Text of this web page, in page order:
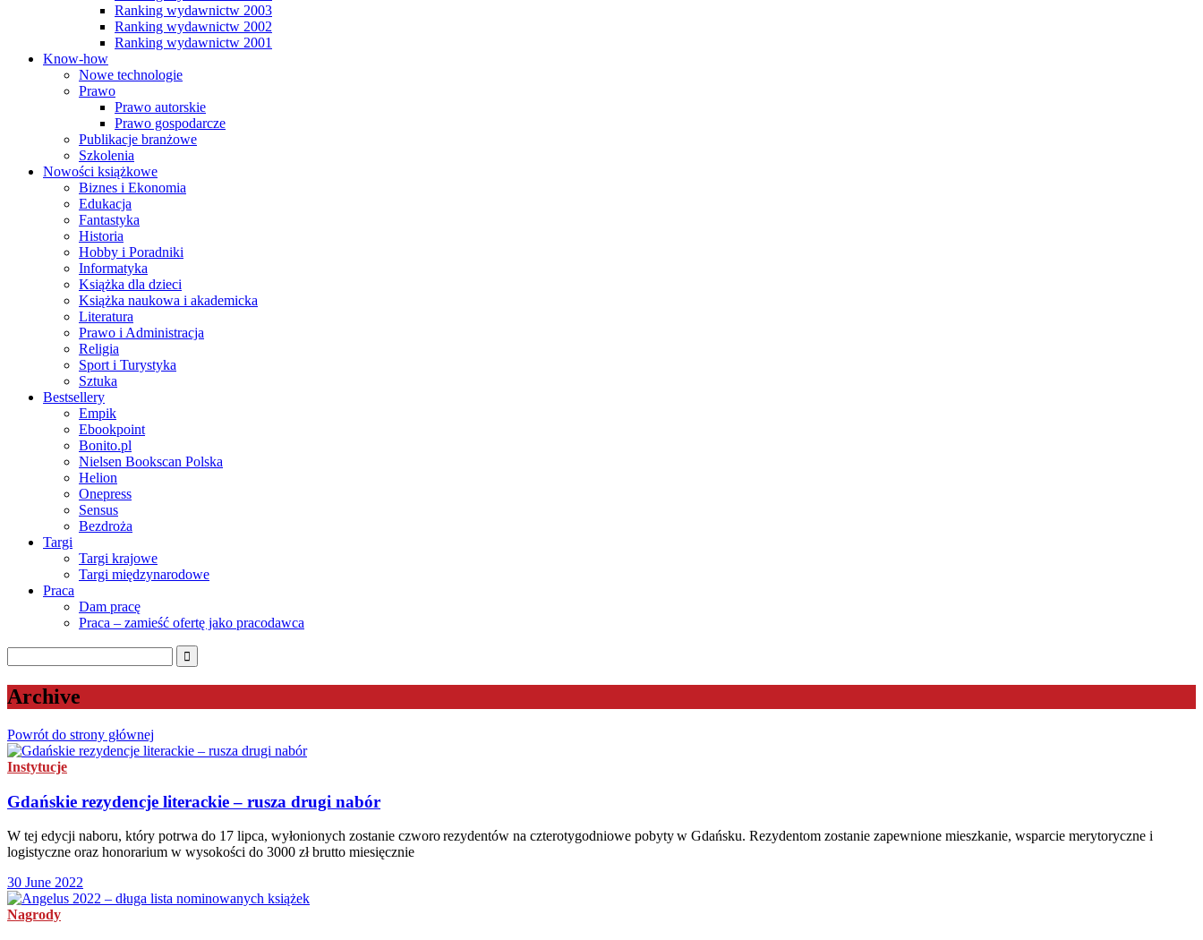
Ranking wydawnictw 2003
Ranking wydawnictw 2002
Ranking wydawnictw 2001
Know-how
Nowe technologie
Prawo
Prawo autorskie
Prawo gospodarcze
Publikacje branżowe
Szkolenia
Nowości książkowe
Biznes i Ekonomia
Edukacja
Fantastyka
Historia
Hobby i Poradniki
Informatyka
Książka dla dzieci
Książka naukowa i akademicka
Literatura
Prawo i Administracja
Religia
Sport i Turystyka
Sztuka
Bestsellery
Empik
Ebookpoint
Bonito.pl
Nielsen Bookscan Polska
Helion
Onepress
Sensus
Bezdroża
Targi
Targi krajowe
Targi międzynarodowe
Praca
Dam pracę
Praca – zamieść ofertę jako pracodawca
Archive
Powrót do strony głównej
Instytucje
Gdańskie rezydencje literackie – rusza drugi nabór
W tej edycji naboru, który potrwa do 17 lipca, wyłonionych zostanie czworo rezydentów na czterotygodniowe pobyty w Gdańsku. Rezydentom zostanie zapewnione mieszkanie, wsparcie merytoryczne i
logistyczne oraz honorarium w wysokości do 3000 zł brutto miesięcznie
30 June 2022
Nagrody